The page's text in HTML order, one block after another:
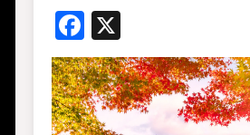
Facebook
X